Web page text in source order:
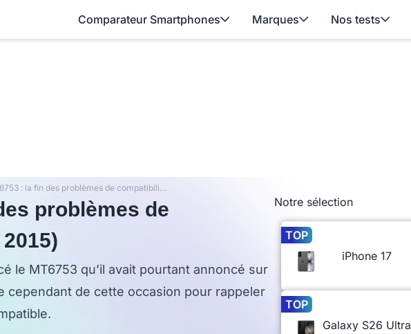
Comparateur Smartphones Marques Nos tests
MediaTek MT6753 : la fin des problèmes de compatibilité LTE ? (MWC 2015)
problèmes de
le MT6753 qu’il avait pourtant annoncé sur
cependant de cette occasion pour rappeler
Notre sélection
TOP
iPhone 17
TOP
Galaxy S26 Ultra